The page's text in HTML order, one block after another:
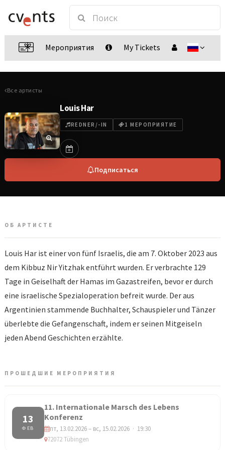
Мероприятия My Tickets
Все артисты
Louis Har
REDNER/-IN 1 МЕРОПРИЯТИЕ
Подписаться
ОБ АРТИСТЕ
Louis Har ist einer von fünf Israelis, die am 7. Oktober 2023 aus
dem Kibbuz Nir Yitzhak entführt wurden. Er verbrachte 129
Tage in Geiselhaft der Hamas im Gazastreifen, bevor er durch
eine israelische Spezialoperation befreit wurde. Der aus
Argentinien stammende Buchhalter, Schauspieler und Tänzer
überlebte die Gefangenschaft, indem er seinen Mitgeiseln
jeden Abend Geschichten erzählte.
ПРОШЕДШИЕ МЕРОПРИЯТИЯ
13
ФЕВ
11. Internationale Marsch des Lebens
Konferenz
пт, 13.02.2026 – вс, 15.02.2026 · 19:30
72072 Tübingen